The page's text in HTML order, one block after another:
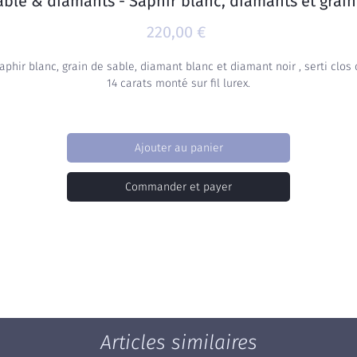
220,00 €
blanc, grain de sable, diamant blanc et diamant noir , serti clos
14 carats monté sur fil lurex.
Ajouter au panier
Commander et payer
Articles similaires